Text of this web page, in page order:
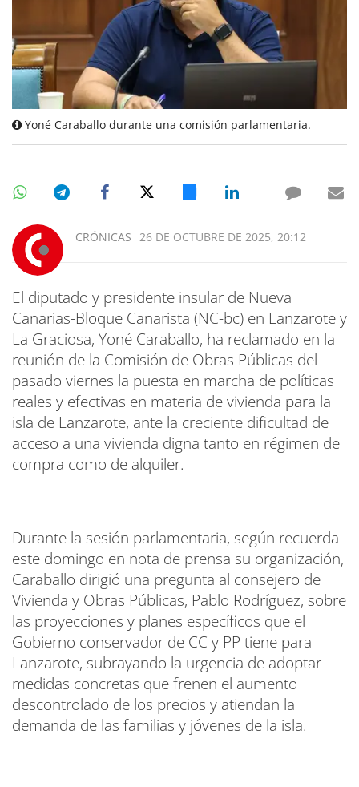
Yoné Caraballo durante una comisión parlamentaria.
CRÓNICAS 26 DE OCTUBRE DE 2025, 20:12
El diputado y presidente insular de Nueva
Canarias-Bloque Canarista (NC-bc) en Lanzarote y
La Graciosa, Yoné Caraballo, ha reclamado en la
reunión de la Comisión de Obras Públicas del
pasado viernes la puesta en marcha de políticas
reales y efectivas en materia de vivienda para la
isla de Lanzarote, ante la creciente dificultad de
acceso a una vivienda digna tanto en régimen de
compra como de alquiler.
Durante la sesión parlamentaria, según recuerda
este domingo en nota de prensa su organización,
Caraballo dirigió una pregunta al consejero de
Vivienda y Obras Públicas, Pablo Rodríguez, sobre
las proyecciones y planes específicos que el
Gobierno conservador de CC y PP tiene para
Lanzarote, subrayando la urgencia de adoptar
medidas concretas que frenen el aumento
descontrolado de los precios y atiendan la
demanda de las familias y jóvenes de la isla.